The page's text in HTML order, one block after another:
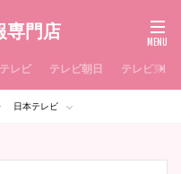
専門店
レビ テレビ朝日 テレビ東京
日本テレビ